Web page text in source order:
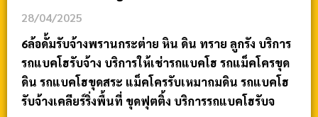
28/04/2025
6ล้อดั้มรับจ้างพรานกระต่าย หิน ดิน ทราย ลูกรัง บริการ
รถแบคโฮรับจ้าง บริการให้เช่ารถแบคโฮ รถแม็คโครขุด
ดิน รถแบคโฮขุดสระ แม็คโครรับเหมาถมดิน รถแบคโฮ
รับจ้างเคลียร์ริ่งพื้นที่ ขุดฟุตติ้ง บริการรถแบคโฮรับจ